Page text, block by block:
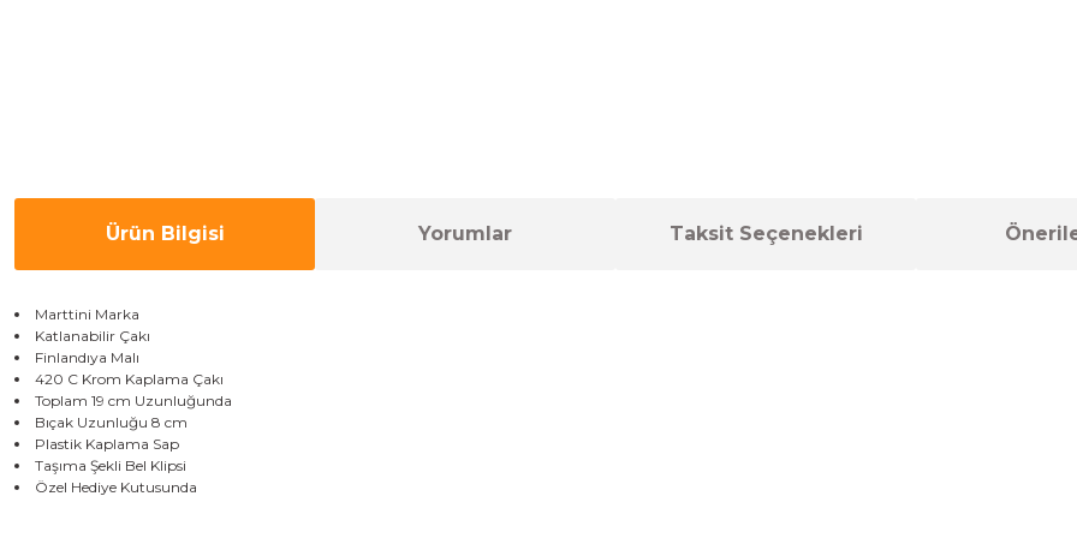
Ürün Bilgisi Yorumlar Taksit Seçenekleri
Marttini Marka
Katlanabilir Çakı
Finlandıya Malı
420 C Krom Kaplama Çakı
Toplam 19 cm Uzunluğunda
Bıçak Uzunluğu 8 cm
Plastik Kaplama Sap
Taşıma Şekli Bel Klipsi
Özel Hediye Kutusunda